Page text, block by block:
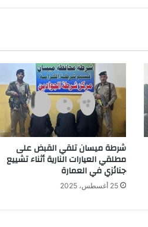
شرطة ميسان تلقي القبض على
مطلقي العيارات النارية أثناء تشييع
جنائزي في العمارة
25 أغسطس، 2025